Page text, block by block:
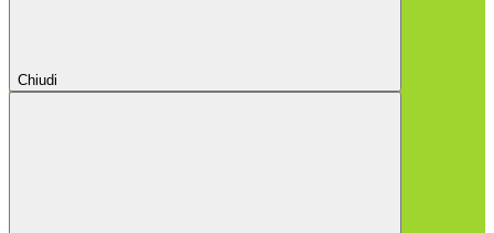
Chiudi